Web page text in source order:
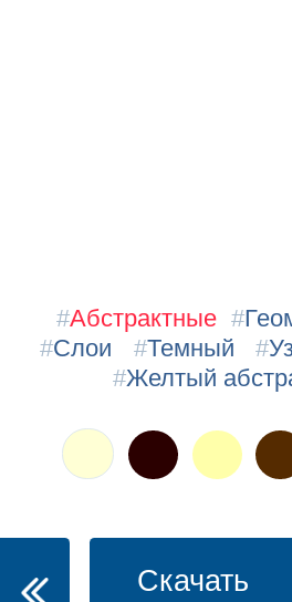
#Абстрактные #
#Слои #Темный #
#Желтый
Скачать